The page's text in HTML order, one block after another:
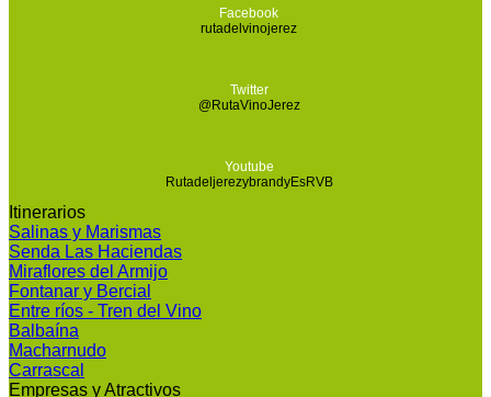
Facebook
rutadelvinojerez
Twitter
@RutaVinoJerez
Youtube
RutadeljerezybrandyEsRVB
Itinerarios
Salinas y Marismas
Senda Las Haciendas
Miraflores del Armijo
Fontanar y Bercial
Entre ríos - Tren del Vino
Balbaína
Macharnudo
Carrascal
Empresas y Atractivos